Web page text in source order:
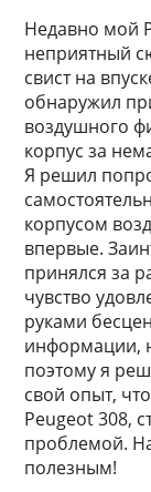
Недавно мой
неприятный
свист на
обнаружил
воздушного
корпус за
Я решил
корпусом
впервые.
принялся за
чувство
руками
информации,
поэтому я
свой опыт,
Peugeot 308,
проблемой.
полезным!